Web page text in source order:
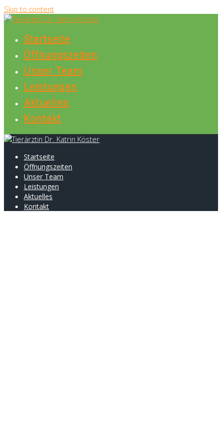
Skip to content
Startseite
Öffnungszeiten
Unser Team
Leistungen
Aktuelles
Kontakt
Startseite
Öffnungszeiten
Unser Team
Leistungen
Aktuelles
Kontakt